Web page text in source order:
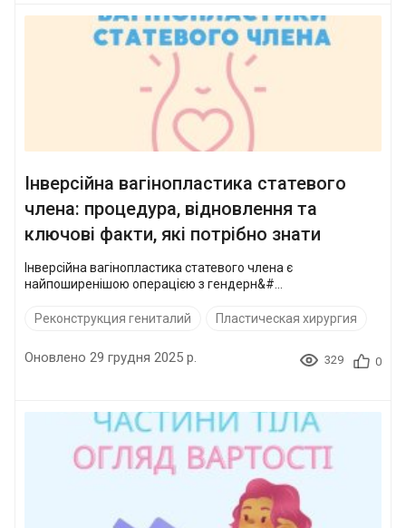
Інверсійна вагінопластика статевого
члена: процедура, відновлення та
ключові факти, які потрібно знати
Інверсійна вагінопластика статевого члена є
найпоширенішою операцією з гендерн&#...
Реконструкция гениталий Пластическая хирургия
Оновлено 29 грудня 2025 р. 329 0